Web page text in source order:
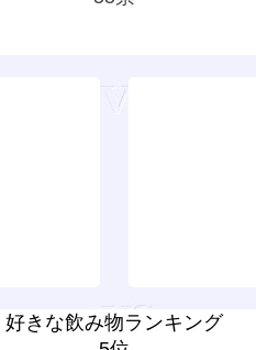
好きな飲み物ランキング